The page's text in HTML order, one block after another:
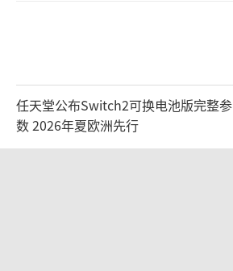
任天堂公布Switch2可换电池版完整参
数 2026年夏欧洲先行
2026-07-07 09:48:57